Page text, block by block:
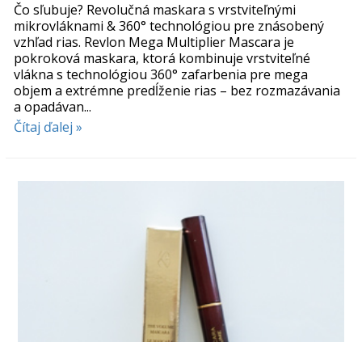
Čo sľubuje? Revolučná maskara s vrstviteľnými
mikrovláknami & 360° technológiou pre znásobený
vzhľad rias. Revlon Mega Multiplier Mascara je
pokroková maskara, ktorá kombinuje vrstviteľné
vlákna s technológiou 360° zafarbenia pre mega
objem a extrémne predĺženie rias – bez rozmazávania
a opadávan...
Čítaj ďalej »